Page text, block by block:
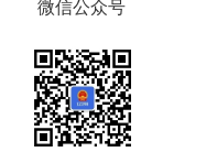
微信公众号